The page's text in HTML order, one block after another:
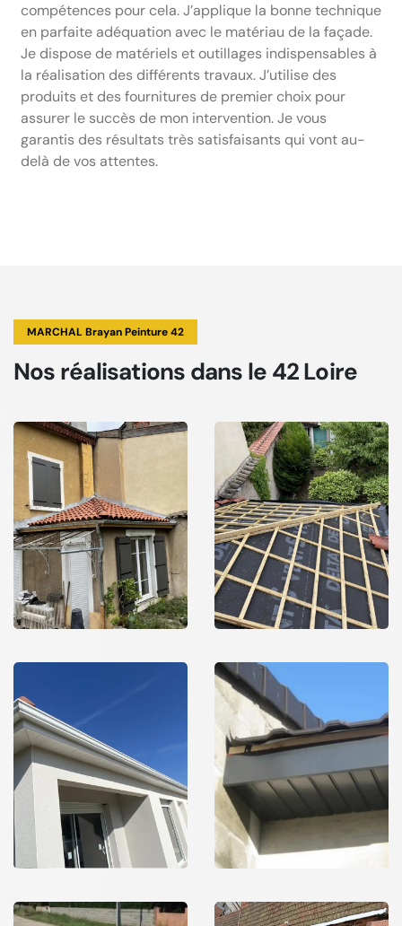
compétences pour cela. J’applique la bonne technique
en parfaite adéquation avec le matériau de la façade.
Je dispose de matériels et outillages indispensables à
la réalisation des différents travaux. J’utilise des
produits et des fournitures de premier choix pour
assurer le succès de mon intervention. Je vous
garantis des résultats très satisfaisants qui vont au-
delà de vos attentes.
MARCHAL Brayan Peinture 42
Nos réalisations dans le 42 Loire